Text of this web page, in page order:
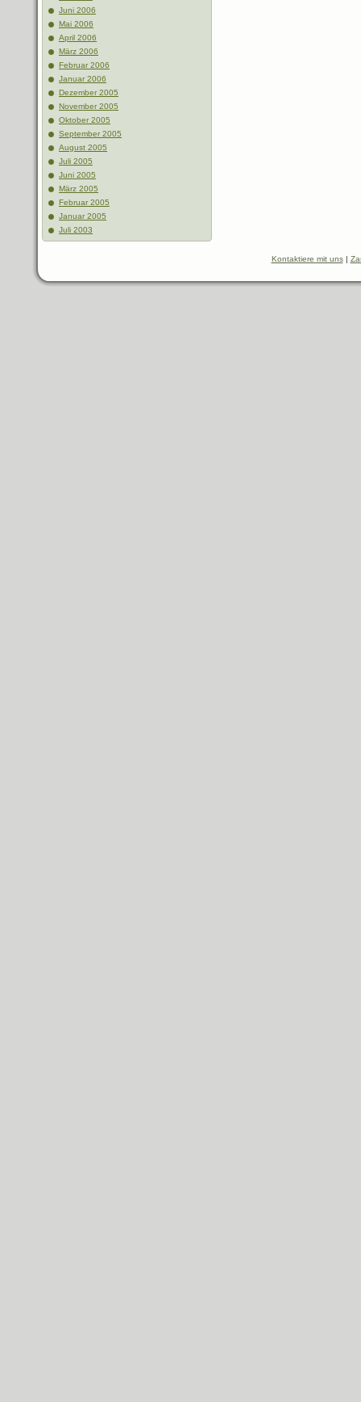
Juni 2006
Mai 2006
April 2006
März 2006
Februar 2006
Januar 2006
Dezember 2005
November 2005
Oktober 2005
September 2005
August 2005
Juli 2005
Juni 2005
März 2005
Februar 2005
Januar 2005
Juli 2003
Kontaktiere mit uns|